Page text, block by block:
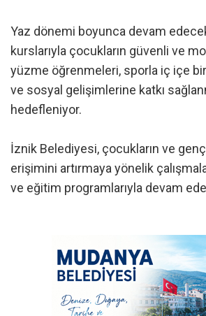
Yaz dönemi boyunca devam
kurslarıyla çocukların güvenli ve
yüzme öğrenmeleri, sporla iç içe
ve sosyal gelişimlerine katkı
hedefleniyor.
İznik Belediyesi, çocukların ve
erişimini artırmaya yönelik
ve eğitim programlarıyla devam